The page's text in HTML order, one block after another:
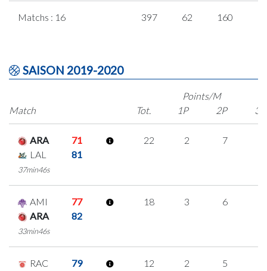
Matchs : 16 397 62 160
SAISON 2019-2020
Match
Points/M
Tot.
1P 2P 3P
ARA
71
LAL
81
37min46s
22 2 7
AMI
77
ARA
82
33min46s
18 3 6
RAC
79
12 2 5